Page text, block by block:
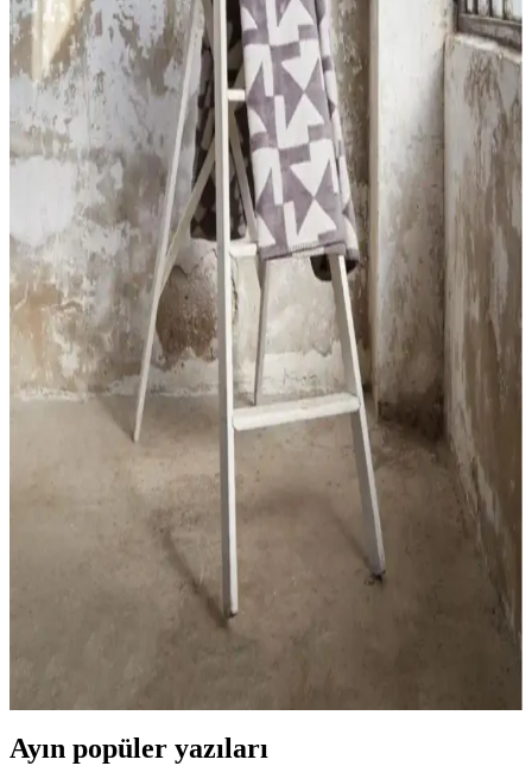
MaisonArt Comfy ve Semecca Lara Kapüşonlu
Bornoz Karşılaştırması
MaisonArt Comfy ve Semecca Lara bornozları, malzeme ve
kullanım özellikleriyle öne çıkıyor. Bu karşılaştırma, ürünlerin kalite,
emicilik ve dayanıklılık gibi yönlerini detaylandırarak doğru seçim
yapmanıza yardımcı olur.
Raschel Halı Balat ve Talia Home Kaymaz Banyo
Paspası Karşılaştırması
İki farklı banyo paspasını detaylı karşılaştırıyoruz. Raschel Halı
Balat ve Talia Home ürünleri, özellikleri ve kullanıcı yorumlarıyla
banyonuza uygun seçimi yapmanıza yardımcı oluyor.
Saraz Halı Tavşan Tüyü Post Peluş: Modern ve
Yumuşak Tasarımıyla Ev Dekorasyonuna Şıklık
Saraz Tavşan Tüyü Post Peluş halı, yüksek kaliteli, ultra yumuşak
dokusu ve leke tutmaz özelliğiyle ev dekorasyonunuza şıklık ve
konfor sağlar, kolay temizlenir ve farklı alanlarda kullanılabilir.
Lolavien Çift Kişilik Peluş Battaniye: Yumuşak ve
Şık Tasarımıyla Sıcaklık Sunar
Ayın popüler yazıları